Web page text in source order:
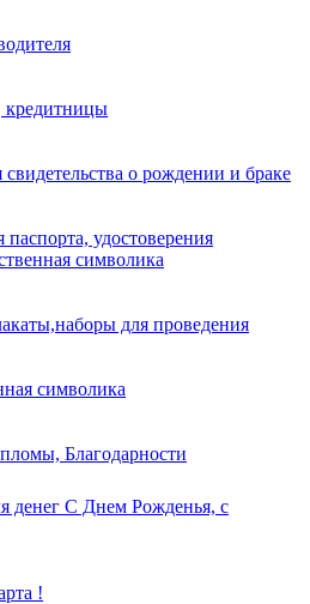
о рождении и браке
удостоверения
символика
для проведения
символика
Благодарности
денег С Днем Рожденья, с
!